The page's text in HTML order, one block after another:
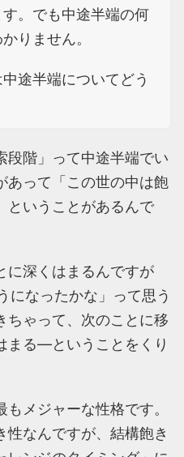
。でも中途半端の何
りません。
途半端についてどう
段階」って中途半端でい
あって「この世の中は飽
ということがあるんで
に深くはまるんですが
になったかな」って思う
ちゃって、次のことに移
まる―ということをくり
メジャーな性格です。
性なんですが、結構飽き